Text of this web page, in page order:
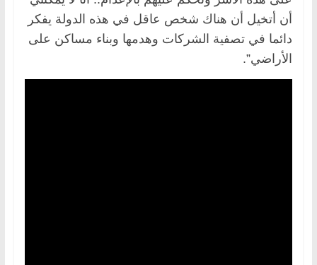
أن أتخيل أن هناك شخص عاقل في هذه الدولة يفكر
دائما في تصفية الشركات وهدمها وبناء مساكن على
الأراضي”.